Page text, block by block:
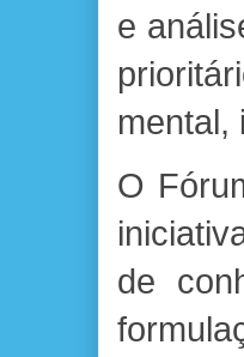
e
mental,
O
de